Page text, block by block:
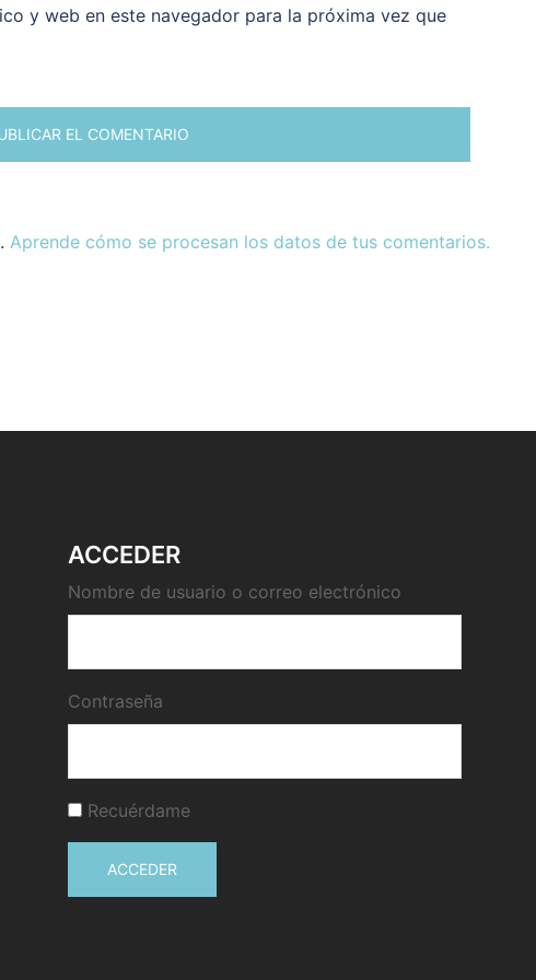
y web en este navegador para la próxima vez que
Aprende cómo se procesan los datos de tus comentarios.
ACCEDER
Nombre de usuario o correo electrónico
Contraseña
Recuérdame
ACCEDER